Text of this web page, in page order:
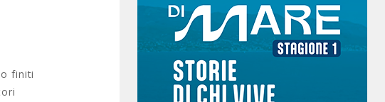
finiti